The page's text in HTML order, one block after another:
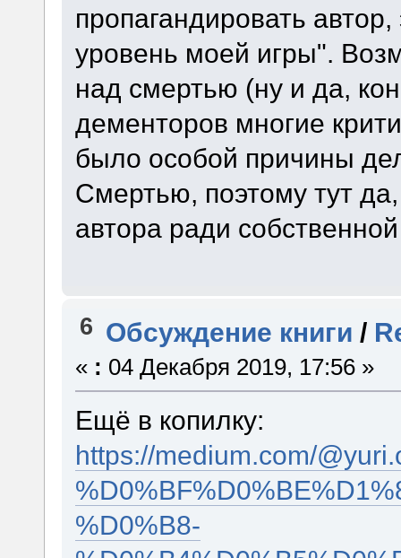
пропагандировать
уровень моей игры".
над смертью (ну и да,
дементоров многие
было особой причины
Смертью, поэтому тут
автора ради
6 Обсуждение книги /
« : 04 Декабря 2019, 17:56 »
Ещё в копилку:
https://medium.com/
%D0%B8-